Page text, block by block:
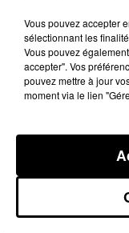
14 janvier 2025 -
LES INFOS DU
Vous pouvez accepter
sélectionnant les
Vous pouvez
accepter". Vos
pouvez mettre à jour
moment via le lien